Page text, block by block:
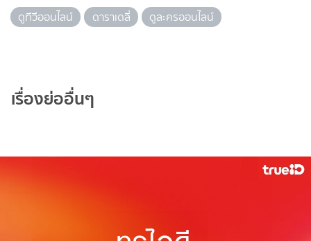
ดูทีวีออนไลน์
ดาราเดลี่ ดูละครออนไลน์
เรื่องย่ออื่นๆ